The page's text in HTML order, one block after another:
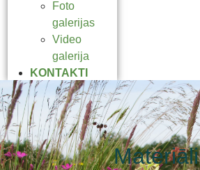
Foto
galerijas
Video
galerija
KONTAKTI
Materiāli